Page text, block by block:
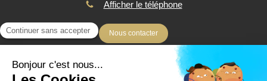
Afficher le téléphone
Nous contacter